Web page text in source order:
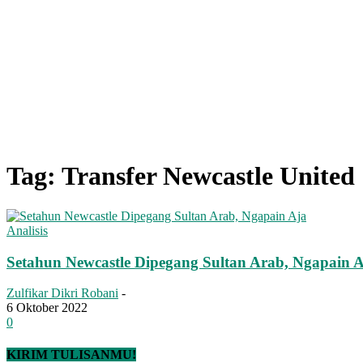
Tag: Transfer Newcastle United
Analisis
Setahun Newcastle Dipegang Sultan Arab, Ngapain
Zulfikar Dikri Robani -
6 Oktober 2022
0
KIRIM TULISANMU!